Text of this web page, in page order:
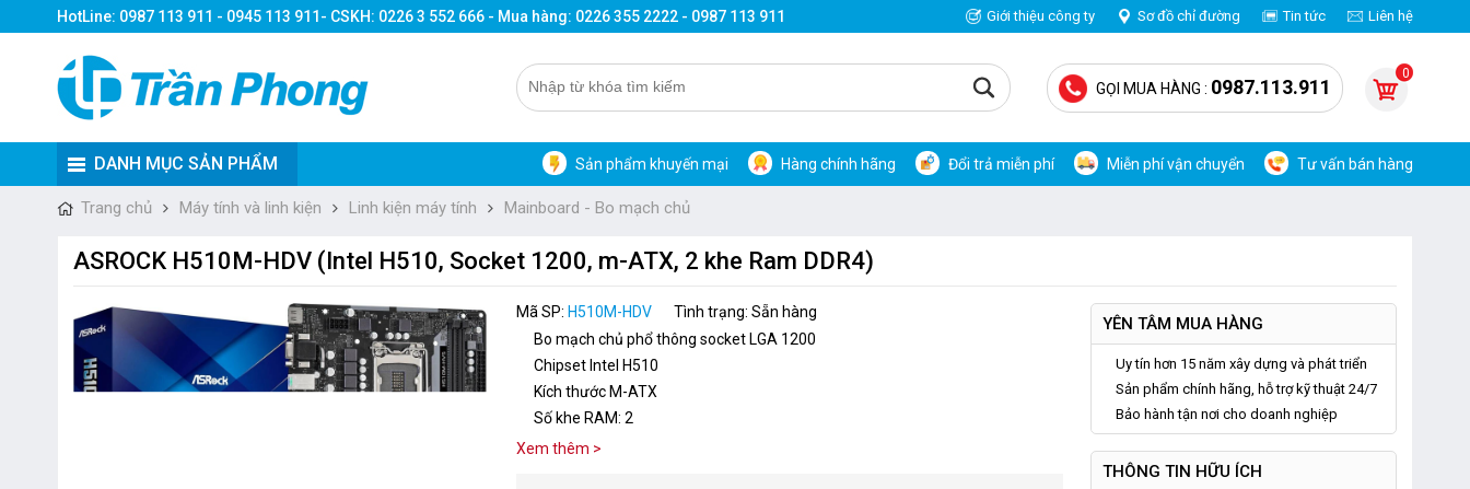
Giới thiệu công ty Sơ đồ chỉ đường Tin tức Liên hệ
HotLine: 0987 113 911 - 0945 113 911- CSKH: 0226 3 552 666 - Mua hàng: 0226 355 2222 - 0987 113 911
0
GỌI MUA HÀNG : 0987.113.911
DANH MỤC SẢN PHẨM Tư vấn bán hàng
Miễn phí vận chuyển
Đổi trả miễn phí
Hàng chính hãng
Sản phẩm khuyến mại
Trang chủ Máy tính và linh kiện Linh kiện máy tính Mainboard - Bo mạch chủ
ASROCK H510M-HDV (Intel H510, Socket 1200, m-ATX, 2 khe Ram DDR4)
Mã SP: H510M-HDV
Tình trạng: Sẵn hàng
Bo mạch chủ phổ thông socket LGA 1200
Chipset Intel H510
Kích thước M-ATX
Số khe RAM: 2
Xem thêm >
YÊN TÂM MUA HÀNG
Uy tín hơn 15 năm xây dựng và phát triển
Sản phẩm chính hãng, hỗ trợ kỹ thuật 24/7
Bảo hành tận nơi cho doanh nghiệp
THÔNG TIN HỮU ÍCH